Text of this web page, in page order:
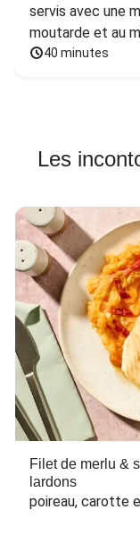
servis avec une
moutarde et au
40 minutes
Les
Filet de merlu &
lardons
poireau, carotte